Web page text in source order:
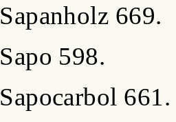
Sapanholz 669.
Sapo 598.
Sapocarbol 661.